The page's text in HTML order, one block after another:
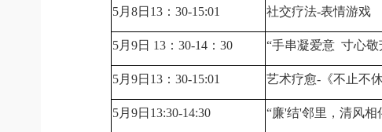
5月8日13：30-15:01 社交疗法-表情游戏
5月9日 13：30-14：30 “手串凝爱意 寸心敬
5月9日13：30-15:01 艺术疗愈-《不止不休
5月9日13:30-14:30 “廉'结'邻里，清风相